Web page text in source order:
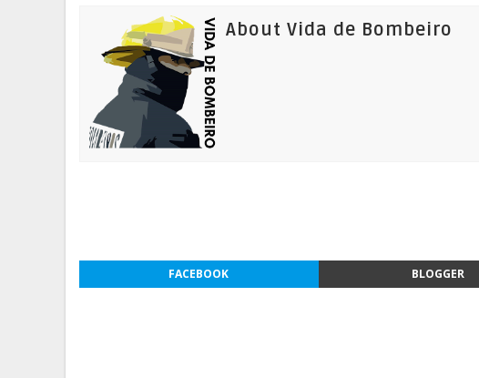
About Vida de Bombeiro
FACEBOOK BLOGGER